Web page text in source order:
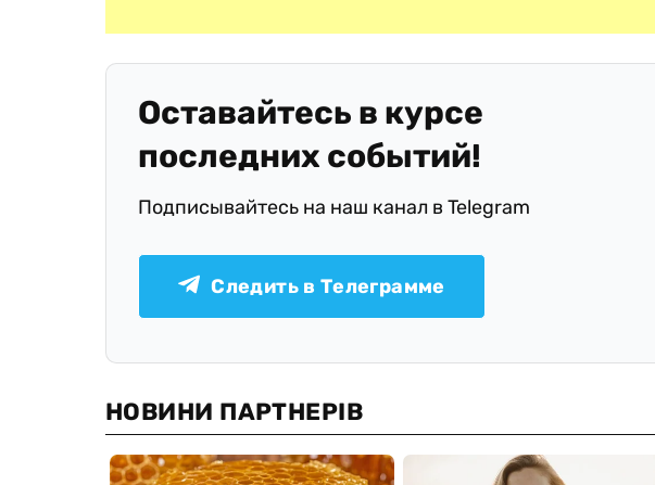
Оставайтесь в курсе
последних событий!
Подписывайтесь на наш канал в Telegram
Следить в Телеграмме